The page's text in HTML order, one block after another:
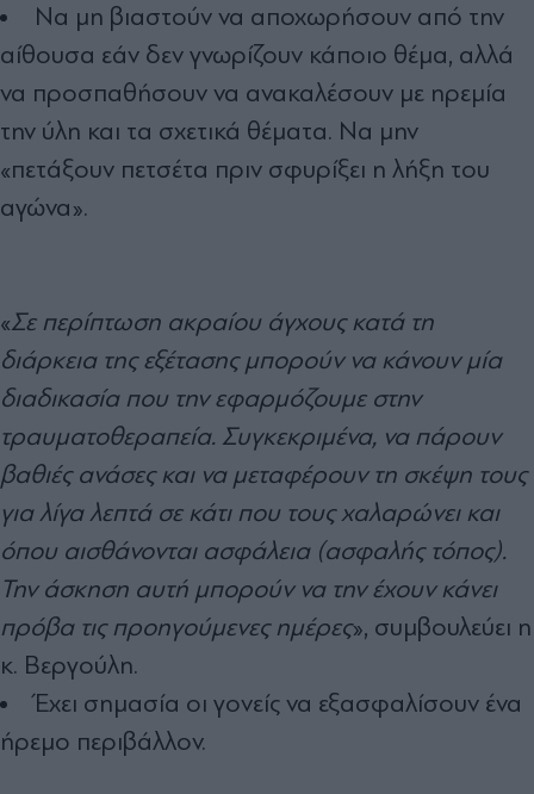
Να μη βιαστούν να αποχωρήσουν από την
αίθουσα εάν δεν γνωρίζουν κάποιο θέμα, αλλά
να προσπαθήσουν να ανακαλέσουν με ηρεμία
την ύλη και τα σχετικά θέματα. Να μην
«πετάξουν πετσέτα πριν σφυρίξει η λήξη του
αγώνα».
«Σε περίπτωση ακραίου άγχους κατά τη
διάρκεια της εξέτασης μπορούν να κάνουν μία
διαδικασία που την εφαρμόζουμε στην
τραυματοθεραπεία. Συγκεκριμένα, να πάρουν
βαθιές ανάσες και να μεταφέρουν τη σκέψη τους
για λίγα λεπτά σε κάτι που τους χαλαρώνει και
όπου αισθάνονται ασφάλεια (ασφαλής τόπος).
Την άσκηση αυτή μπορούν να την έχουν κάνει
πρόβα τις προηγούμενες ημέρες», συμβουλεύει η
κ. Βεργούλη.
Έχει σημασία οι γονείς να εξασφαλίσουν ένα
ήρεμο περιβάλλον.